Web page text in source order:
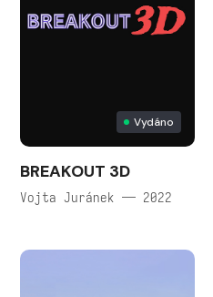
Vydáno
BREAKOUT 3D
Vojta Juránek — 2022